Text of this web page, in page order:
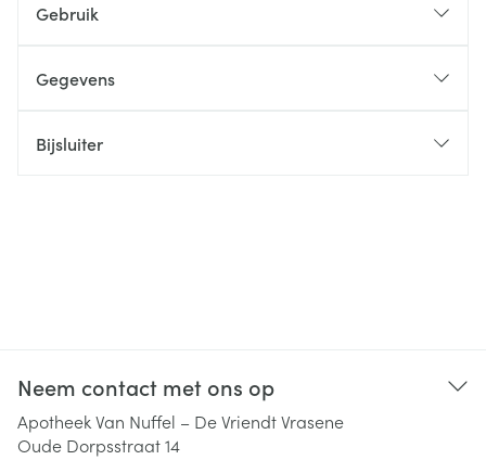
Gebruik
Gegevens
Bijsluiter
Neem contact met ons op
Apotheek Van Nuffel – De Vriendt Vrasene
Oude Dorpsstraat 14